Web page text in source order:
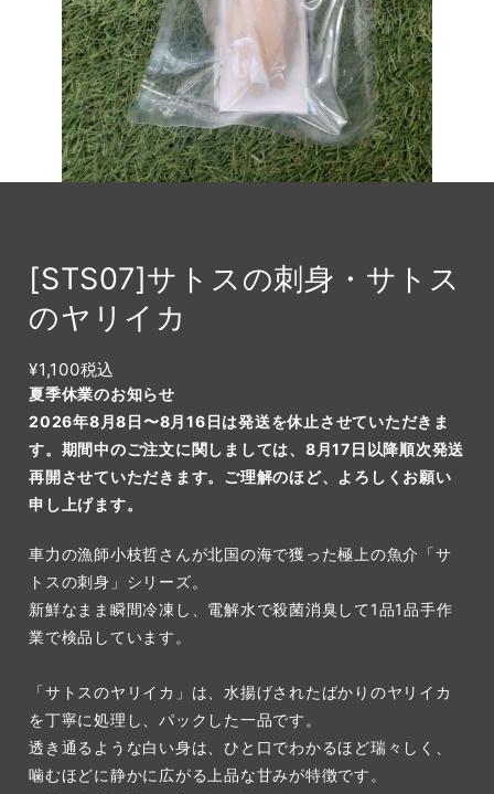
[STS07]サトスの刺身・サトス
のヤリイカ
¥1,100税込
夏季休業のお知らせ
2026年8月8日〜8月16日は発送を休止させていただきま
す。期間中のご注文に関しましては、8月17日以降順次発送
再開させていただきます。ご理解のほど、よろしくお願い
申し上げます。
車力の漁師小枝哲さんが北国の海で獲った極上の魚介「サ
トスの刺身」シリーズ。
新鮮なまま瞬間冷凍し、電解水で殺菌消臭して1品1品手作
業で検品しています。
「サトスのヤリイカ」は、水揚げされたばかりのヤリイカ
を丁寧に処理し、パックした一品です。
透き通るような白い身は、ひと口でわかるほど瑞々しく、
噛むほどに静かに広がる上品な甘みが特徴です。